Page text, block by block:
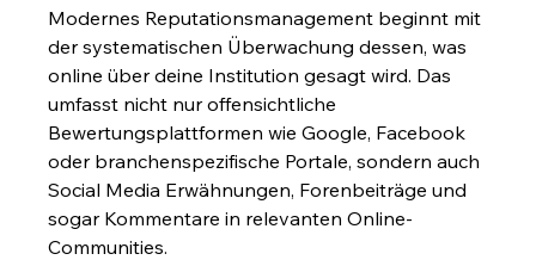
Modernes Reputationsmanagement beginnt mit
der systematischen Überwachung dessen, was
online über deine Institution gesagt wird. Das
umfasst nicht nur offensichtliche
Bewertungsplattformen wie Google, Facebook
oder branchenspezifische Portale, sondern auch
Social Media Erwähnungen, Forenbeiträge und
sogar Kommentare in relevanten Online-
Communities.